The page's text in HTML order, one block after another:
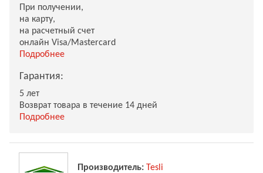
При получении,
на карту,
на расчетный счет
онлайн Visa/Mastercard
Подробнее
Гарантия:
5 лет
Возврат товара в течение 14 дней
Подробнее
Производитель: Tesli